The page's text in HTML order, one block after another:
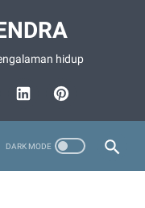
hidup